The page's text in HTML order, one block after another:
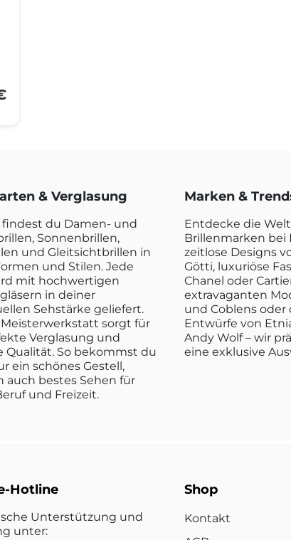
& Verglasung
findest du Damen- und
Sonnenbrillen,
und Gleitsichtbrillen in
und Stilen. Jede
mit hochwertigen
in deiner
Sehstärke geliefert.
Meisterwerkstatt sorgt für
Verglasung und
Qualität. So bekommst du
ein schönes Gestell,
auch bestes Sehen für
und Freizeit.
Marken &
Entdecke die
Brillenmarken bei
zeitlose Designs
Götti, luxuriöse
Chanel oder
extravaganten
und Coblens oder
Entwürfe von
Andy Wolf – wir
eine exklusive
Hotline
Unterstützung und
unter:
Shop
Kontakt